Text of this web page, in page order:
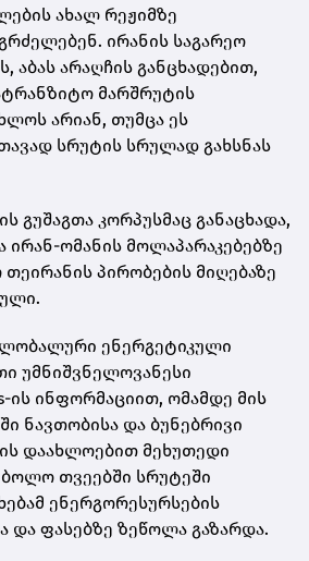
ახალ რეჟიმზე
ირანის საგარეო
აბას არაღჩის განცხადებით,
მარშრუტის
არიან, თუმცა ეს
სრუტის სრულად გახსნას
გუშაგთა კორპუსმაც განაცხადა,
ირან-ომანის მოლაპარაკებებზე
თეირანის პირობების მიღებაზე
ენერგეტიკული
უმნიშვნელოვანესი
ის ინფორმაციით, ომამდე მის
ნავთობისა და ბუნებრივი
დაახლოებით მეხუთედი
თვეებში სრუტეში
ენერგორესურსების
და ფასებზე ზეწოლა გაზარდა.